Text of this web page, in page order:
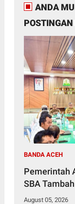
ANDA
BANDA ACEH
Pemerintah
SBA
August 05, 2026